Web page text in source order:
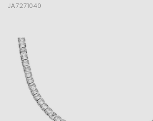
JA7271040
Zum
Ende
Bildergalerie
springen
Zum
Anfang
Bildergalerie
springen